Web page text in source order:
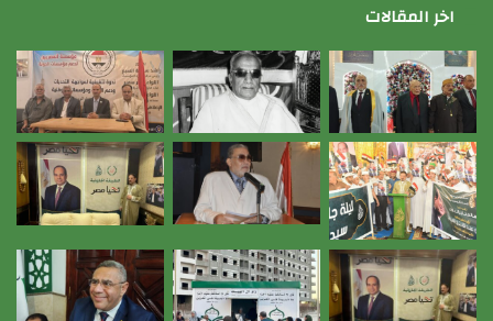
اخر المقالات